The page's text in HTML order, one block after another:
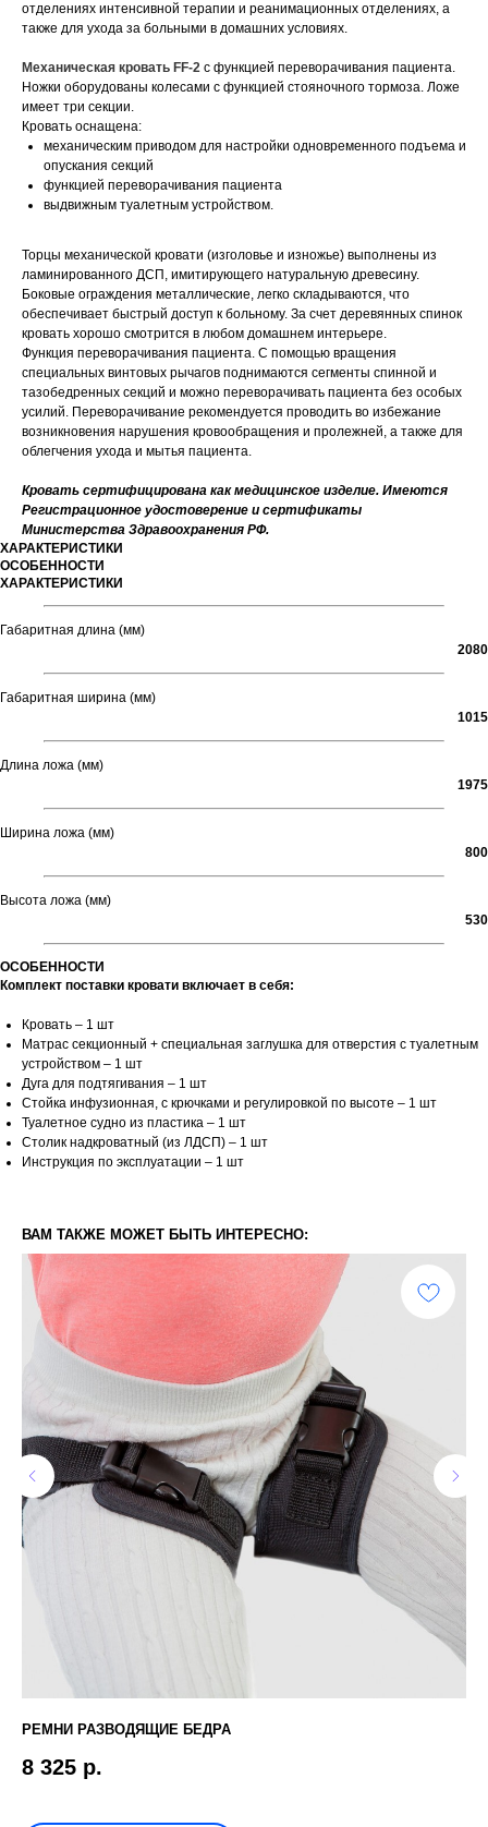
отделениях интенсивной терапии и реанимационных отделениях, а
также для ухода за больными в домашних условиях.
Механическая кровать FF-2 с функцией переворачивания пациента.
Ножки оборудованы колесами с функцией стояночного тормоза. Ложе
имеет три секции.
Кровать оснащена:
механическим приводом для настройки одновременного подъема и
опускания секций
функцией переворачивания пациента
выдвижным туалетным устройством.
Торцы механической кровати (изголовье и изножье) выполнены из
ламинированного ДСП, имитирующего натуральную древесину.
Боковые ограждения металлические, легко складываются, что
обеспечивает быстрый доступ к больному. За счет деревянных спинок
кровать хорошо смотрится в любом домашнем интерьере.
Функция переворачивания пациента. С помощью вращения
специальных винтовых рычагов поднимаются сегменты спинной и
тазобедренных секций и можно переворачивать пациента без особых
усилий. Переворачивание рекомендуется проводить во избежание
возникновения нарушения кровообращения и пролежней, а также для
облегчения ухода и мытья пациента.
Кровать сертифицирована как медицинское изделие. Имеются
Регистрационное удостоверение и сертификаты
Министерства Здравоохранения РФ.
ХАРАКТЕРИСТИКИ
ОСОБЕННОСТИ
ХАРАКТЕРИСТИКИ
Габаритная длина (мм)
2080
Габаритная ширина (мм)
1015
Длина ложа (мм)
1975
Ширина ложа (мм)
800
Высота ложа (мм)
530
ОСОБЕННОСТИ
Комплект поставки кровати включает в себя:
Кровать – 1 шт
Матрас секционный + специальная заглушка для отверстия с туалетным
устройством – 1 шт
Дуга для подтягивания – 1 шт
Стойка инфузионная, с крючками и регулировкой по высоте – 1 шт
Туалетное судно из пластика – 1 шт
Столик надкроватный (из ЛДСП) – 1 шт
Инструкция по эксплуатации – 1 шт
ВАМ ТАКЖЕ МОЖЕТ БЫТЬ ИНТЕРЕСНО:
РЕМНИ РАЗВОДЯЩИЕ БЕДРА
8 325 р.